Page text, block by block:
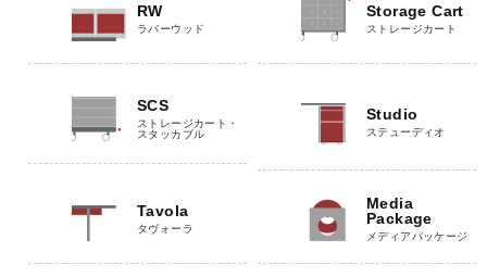
RW
ラバーウッド
Storage Cart
ストレージカート
SCS
ストレージカート・
スタッカブル
Studio
ステューディオ
Tavola
タヴォーラ
Media
Package
メディアパッケージ